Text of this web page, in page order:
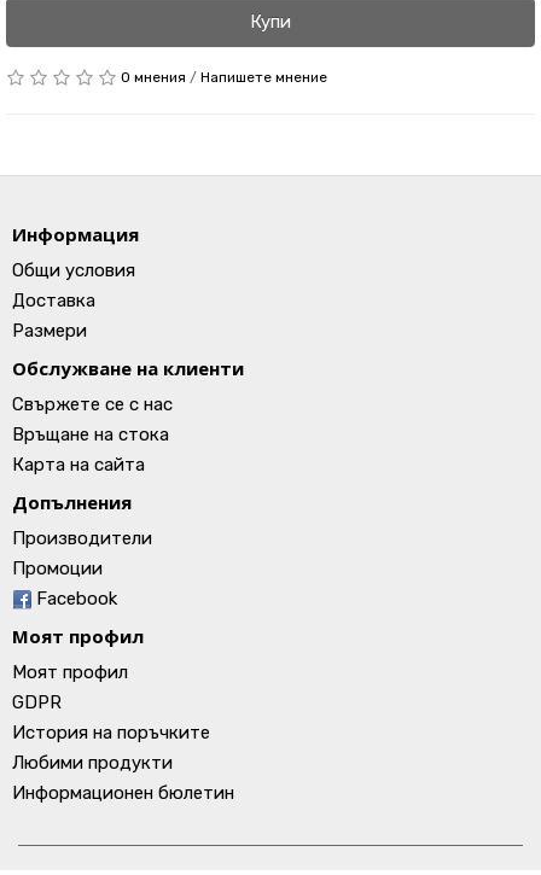
Купи
0 мнения / Напишете мнение
Информация
Общи условия
Доставка
Размери
Обслужване на клиенти
Свържете се с нас
Връщане на стока
Карта на сайта
Допълнения
Производители
Промоции
Facebook
Моят профил
Моят профил
GDPR
История на поръчките
Любими продукти
Информационен бюлетин